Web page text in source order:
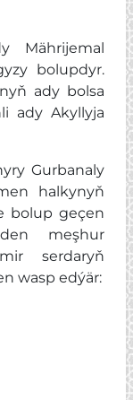
Mährijemal
bolupdyr.
ady bolsa
ady Akyllyja
Gurbanaly
halkynyň
bolup geçen
meşhur
serdaryň
wasp edýär: